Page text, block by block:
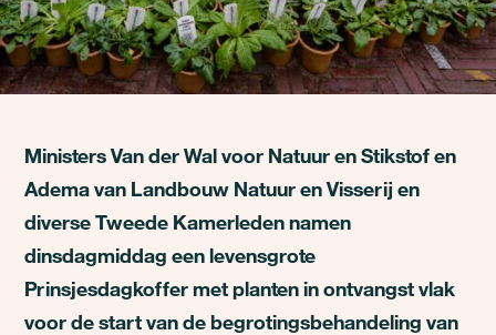
Ministers Van der Wal voor Natuur en Stikstof en
Adema van Landbouw Natuur en Visserij en
diverse Tweede Kamerleden namen
dinsdagmiddag een levensgrote
Prinsjesdagkoffer met planten in ontvangst vlak
voor de start van de begrotingsbehandeling van